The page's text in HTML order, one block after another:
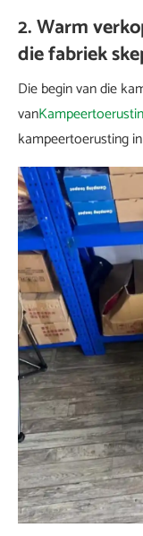
2. Warm
die fabriek
Die begin van die
van
kampeertoerusting